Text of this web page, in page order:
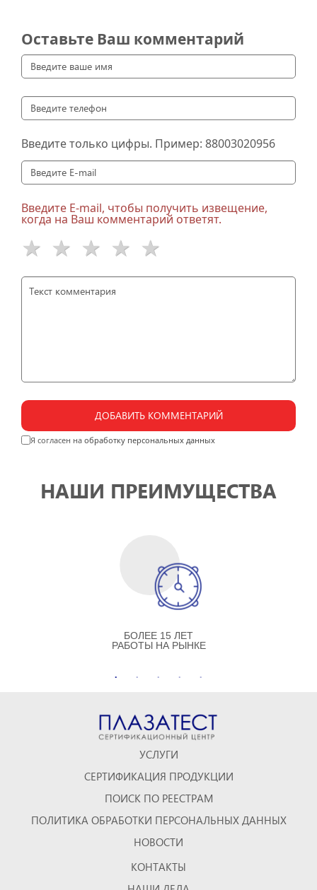
Оставьте Ваш комментарий
Введите только цифры. Пример: 88003020956
Введите E-mail, чтобы получить извещение,
когда на Ваш комментарий ответят.
ДОБАВИТЬ КОММЕНТАРИЙ
Я согласен на обработку персональных данных
НАШИ ПРЕИМУЩЕСТВА
БОЛЕЕ 15 ЛЕТ
РАБОТЫ НА РЫНКЕ
УСЛУГИ
СЕРТИФИКАЦИЯ ПРОДУКЦИИ
ПОИСК ПО РЕЕСТРАМ
ПОЛИТИКА ОБРАБОТКИ ПЕРСОНАЛЬНЫХ ДАННЫХ
НОВОСТИ
КОНТАКТЫ